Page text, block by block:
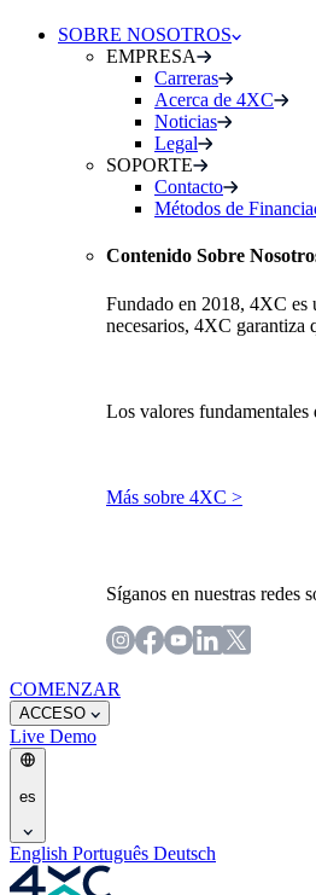
SOBRE NOSOTROS
EMPRESA
Carreras
Acerca de 4XC
Noticias
Legal
SOPORTE
Contacto
Métodos de
Contenido Sobre
Fundado en 2018, 4XC es
necesarios, 4XC garantiza
Los valores
Más sobre 4XC >
Síganos en nuestras redes
COMENZAR
ACCESO
Live Demo
es
English Português Deutsch